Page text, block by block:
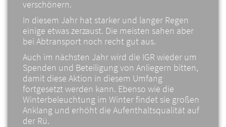
verschönern.
In diesem Jahr hat starker und langer Regen
einige etwas zerzaust. Die meisten sahen aber
bei Abtransport noch recht gut aus.
Auch im nächsten Jahr wird die IGR wieder um
Spenden und Beteiligung von Anliegern bitten,
damit diese Aktion in diesem Umfang
fortgesetzt werden kann. Ebenso wie die
Winterbeleuchtung im Winter findet sie großen
Anklang und erhöht die Aufenthaltsqualität auf
der Rü.